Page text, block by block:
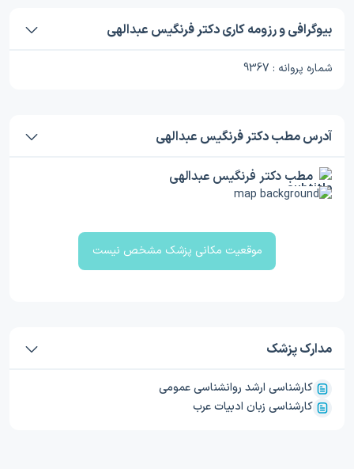
بیوگرافی و رزومه کاری دکتر فرنگیس عبدالهی
شماره پروانه : 9367
آدرس مطب دکتر فرنگیس عبدالهی
مطب دکتر فرنگیس عبدالهی
موقعیت مکانی پزشک مشخص نیست
مدارک پزشک
کارشناسی ارشد روانشناسی عمومی
کارشناسی زبان ادبیات عرب